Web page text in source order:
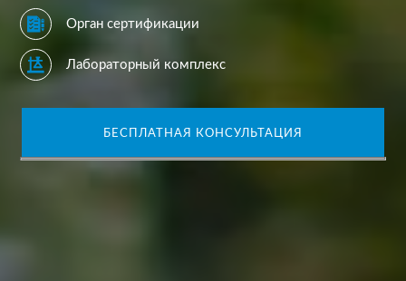
Орган сертификации
Лабораторный комплекс
БЕСПЛАТНАЯ КОНСУЛЬТАЦИЯ